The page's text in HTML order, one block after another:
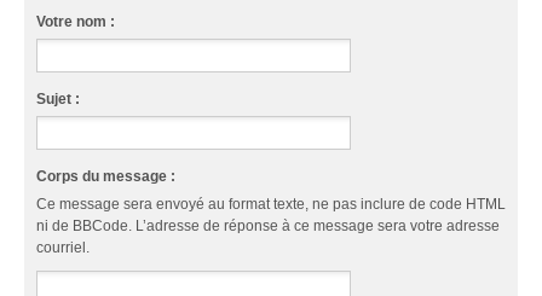
Votre nom :
Sujet :
Corps du message :
Ce message sera envoyé au format texte, ne pas inclure de code HTML
ni de BBCode. L’adresse de réponse à ce message sera votre adresse
courriel.